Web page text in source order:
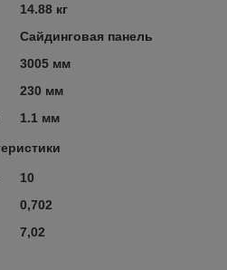
14.88 кг
Сайдинговая панель
3005 мм
230 мм
1.1 мм
10
0,702
7,02